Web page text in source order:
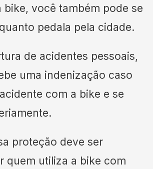
bike, você também pode se
pedala pela cidade.
de acidentes pessoais,
uma indenização caso
com a bike e se
proteção deve ser
quem utiliza a bike com